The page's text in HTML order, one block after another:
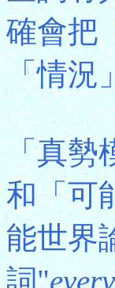
確會把
「情況
「真勢
和「可
能世界
詞"every